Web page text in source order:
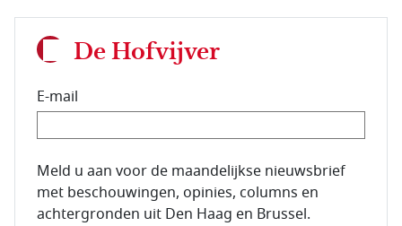
De Hofvijver
E-mail
E-mailadres van de abonnee.
Meld u aan voor de maandelijkse nieuwsbrief
met beschouwingen, opinies, columns en
achtergronden uit Den Haag en Brussel.